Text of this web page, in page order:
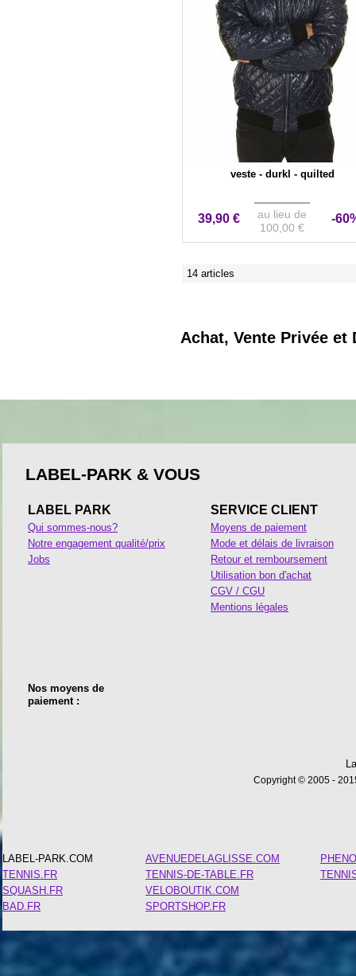
veste - durkl - quilted
39,90 €
au lieu de
100,00 €
-
14 articles
Achat, Vente Privée et
LABEL-PARK & VOUS
LABEL PARK
Qui sommes-nous?
Notre engagement qualité/prix
Jobs
SERVICE CLIENT
Moyens de paiement
Mode et délais de livraison
Retour et remboursement
Utilisation bon d'achat
CGV / CGU
Mentions légales
Nos moyens de
paiement :
Copyright © 2005 -
LABEL-PARK.COM
TENNIS.FR
SQUASH.FR
BAD.FR
AVENUEDELAGLISSE.COM
TENNIS-DE-TABLE.FR
VELOBOUTIK.COM
SPORTSHOP.FR